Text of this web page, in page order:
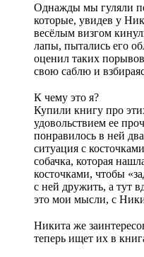
Однажды мы гуляли
которые, увидев у
весёлым визгом
лапы, пытались его
оценил таких
свою саблю и
К чему это я?
Купили книгу про
удовольствием ее
понравилось в ней
ситуация с
собачка, которая
косточками, чтобы
с ней дружить, а тут
это мои мысли, с
Никита же
теперь ищет их в